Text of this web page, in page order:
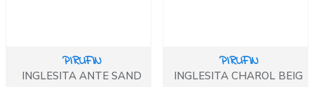
PIRUFIN
INGLESITA ANTE SAND
PIRUFIN
INGLESITA CHAROL BEIG